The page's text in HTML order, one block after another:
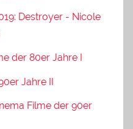
Destroyer - Nicole
der 80er Jahre I
Jahre II
Filme der 90er